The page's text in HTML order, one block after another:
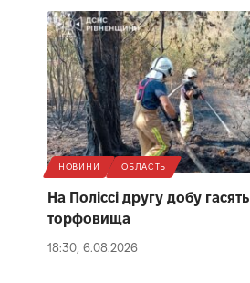
НОВИНИ ОБЛАСТЬ
На Поліссі другу добу гасять
торфовища
18:30, 6.08.2026